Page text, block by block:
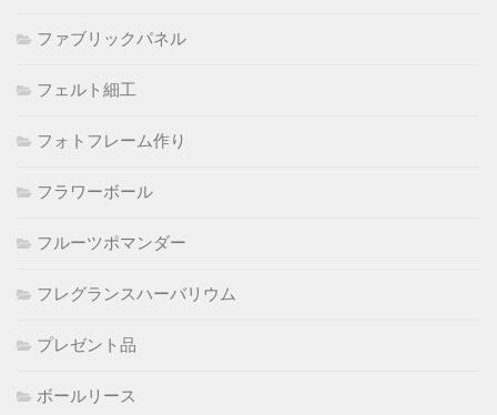
ファブリックパネル
フェルト細工
フォトフレーム作り
フラワーボール
フルーツポマンダー
フレグランスハーバリウム
プレゼント品
ボールリース